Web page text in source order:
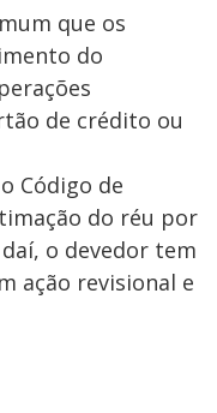
que os
do
de crédito ou
Código de
do réu por
o devedor tem
ação revisional e